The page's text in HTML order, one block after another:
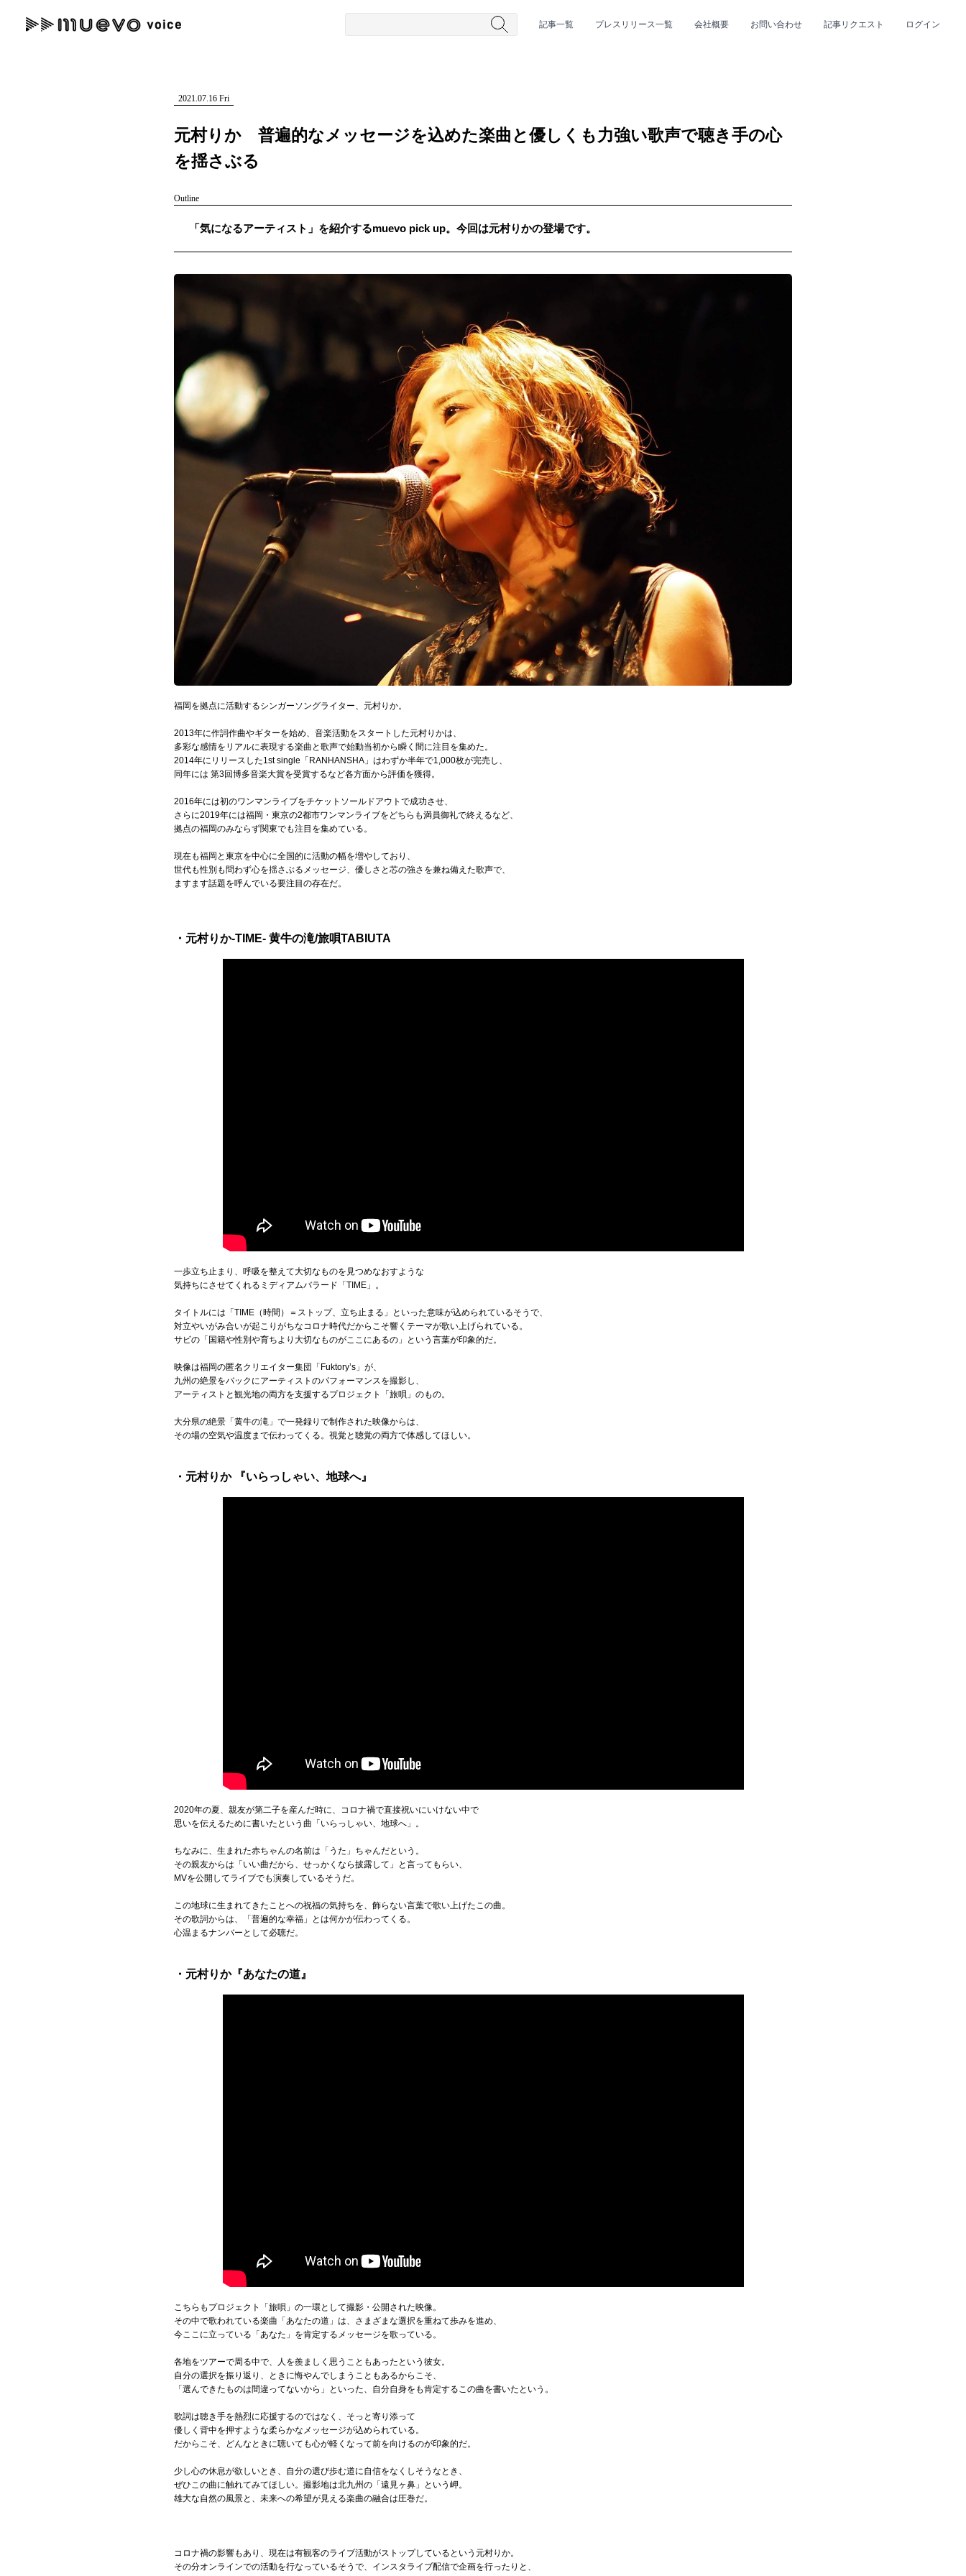
記事一覧 プレスリリース一覧 会社概要 お問い合わせ 記事リクエスト ログイン
#ロック #男性シンガー #HR/HM #女性シンガー #ヒップホップ #男性シンガーグループ
"読者の声を形にする”音楽特化メディア
2021.07.16 Fri
元村りか 普遍的なメッセージを込めた楽曲と優しくも力強い歌声で聴き手の心
を揺さぶる
Outline
「気になるアーティスト」を紹介するmuevo pick up。今回は元村りかの登場です。
福岡を拠点に活動するシンガーソングライター、元村りか。
2013年に作詞作曲やギターを始め、音楽活動をスタートした元村りかは、
多彩な感情をリアルに表現する楽曲と歌声で始動当初から瞬く間に注目を集めた。
2014年にリリースした1st single「RANHANSHA」はわずか半年で1,000枚が完売し、
同年には 第3回博多音楽大賞を受賞するなど各方面から評価を獲得。
2016年には初のワンマンライブをチケットソールドアウトで成功させ、
さらに2019年には福岡・東京の2都市ワンマンライブをどちらも満員御礼で終えるなど、
拠点の福岡のみならず関東でも注目を集めている。
現在も福岡と東京を中心に全国的に活動の幅を増やしており、
世代も性別も問わず心を揺さぶるメッセージ、優しさと芯の強さを兼ね備えた歌声で、
ますます話題を呼んでいる要注目の存在だ。
・元村りか-TIME- 黄牛の滝/旅唄TABIUTA
一歩立ち止まり、呼吸を整えて大切なものを見つめなおすような
気持ちにさせてくれるミディアムバラード「TIME」。
タイトルには「TIME（時間）＝ストップ、立ち止まる」といった意味が込められているそうで、
対立やいがみ合いが起こりがちなコロナ時代だからこそ響くテーマが歌い上げられている。
サビの「国籍や性別や育ちより大切なものがここにあるの」という言葉が印象的だ。
映像は福岡の匿名クリエイター集団「Fuktory’s」が、
九州の絶景をバックにアーティストのパフォーマンスを撮影し、
アーティストと観光地の両方を支援するプロジェクト「旅唄」のもの。
大分県の絶景「黄牛の滝」で一発録りで制作された映像からは、
その場の空気や温度まで伝わってくる。視覚と聴覚の両方で体感してほしい。
・元村りか 『いらっしゃい、地球へ』
2020年の夏、親友が第二子を産んだ時に、コロナ禍で直接祝いにいけない中で
思いを伝えるために書いたという曲「いらっしゃい、地球へ」。
ちなみに、生まれた赤ちゃんの名前は「うた」ちゃんだという。
その親友からは「いい曲だから、せっかくなら披露して」と言ってもらい、
MVを公開してライブでも演奏しているそうだ。
この地球に生まれてきたことへの祝福の気持ちを、飾らない言葉で歌い上げたこの曲。
その歌詞からは、「普遍的な幸福」とは何かが伝わってくる。
心温まるナンバーとして必聴だ。
・元村りか『あなたの道』
こちらもプロジェクト「旅唄」の一環として撮影・公開された映像。
その中で歌われている楽曲「あなたの道」は、さまざまな選択を重ねて歩みを進め、
今ここに立っている「あなた」を肯定するメッセージを歌っている。
各地をツアーで周る中で、人を羨ましく思うこともあったという彼女。
自分の選択を振り返り、ときに悔やんでしまうこともあるからこそ、
「選んできたものは間違ってないから」といった、自分自身をも肯定するこの曲を書いたという。
歌詞は聴き手を熱烈に応援するのではなく、そっと寄り添って
優しく背中を押すような柔らかなメッセージが込められている。
だからこそ、どんなときに聴いても心が軽くなって前を向けるのが印象的だ。
少し心の休息が欲しいとき、自分の選び歩む道に自信をなくしそうなとき、
ぜひこの曲に触れてみてほしい。撮影地は北九州の「遠見ヶ鼻」という岬。
雄大な自然の風景と、未来への希望が見える楽曲の融合は圧巻だ。
コロナ禍の影響もあり、現在は有観客のライブ活動がストップしているという元村りか。
その分オンラインでの活動を行なっているそうで、インスタライブ配信で企画を行ったりと、